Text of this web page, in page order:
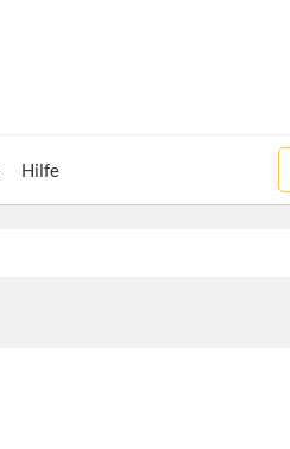
Hilfe